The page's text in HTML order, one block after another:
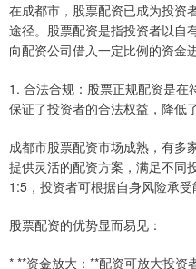
在成都市，股票配资已成为投资
途径。股票配资是指投资者以自
向配资公司借入一定比例的资金
1. 合法合规：股票正规配资是在
保证了投资者的合法权益，降低
成都市股票配资市场成熟，有多
提供灵活的配资方案，满足不同
1:5，投资者可根据自身风险承受
股票配资的优势显而易见：
* **资金放大：**配资可放大投